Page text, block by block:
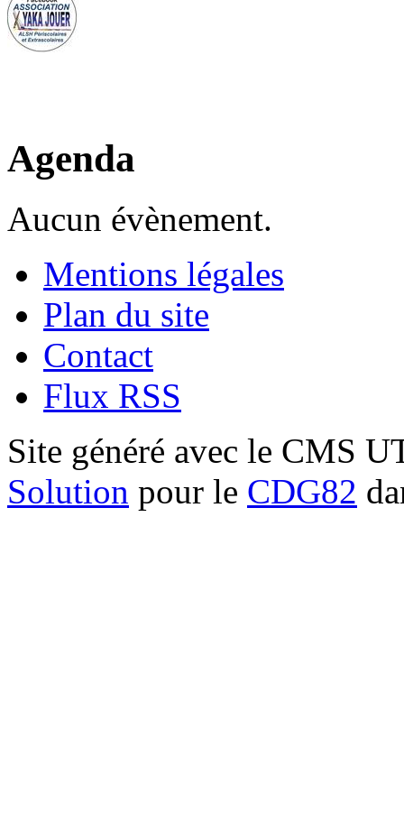
Agenda
Aucun évènement.
Mentions légales
Plan du site
Contact
Flux RSS
Site généré avec le CMS
Solution pour le CDG82